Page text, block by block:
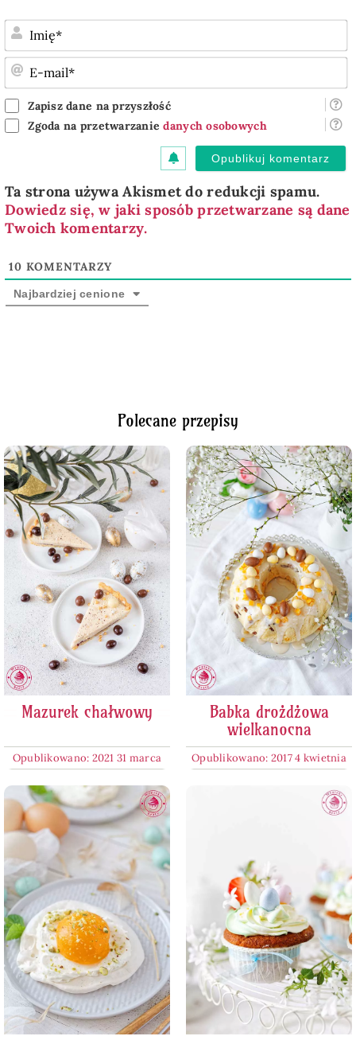
Zapisz dane na przyszłość
Zgoda na przetwarzaniedanych osobowych
Ta strona używa Akismet do redukcji spamu.
Dowiedz się, w jaki sposób przetwarzane są dane
Twoich komentarzy.
10 KOMENTARZY
Najbardziej cenione
Polecane przepisy
Mazurek chałwowy
Opublikowano: 2021 31 marca
Babka drożdżowa
wielkanocna
Opublikowano: 2017 4 kwietnia